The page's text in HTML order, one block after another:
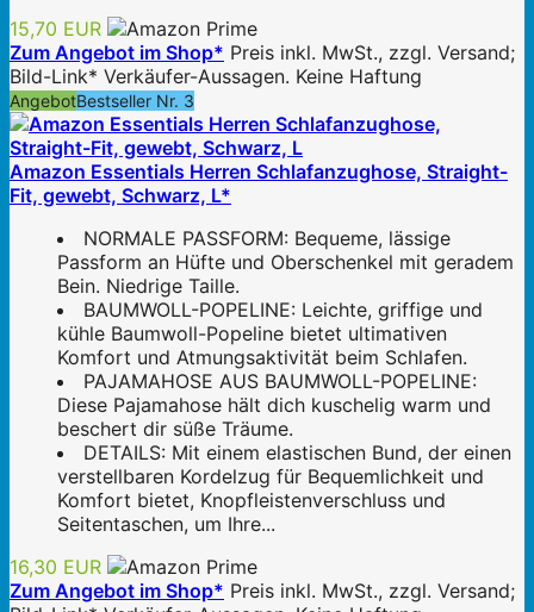
15,70 EUR
Zum Angebot im Shop* Preis inkl. MwSt., zzgl. Versand;
Bild-Link* Verkäufer-Aussagen. Keine Haftung
AngebotBestseller Nr. 3
Amazon Essentials Herren Schlafanzughose, Straight-
Fit, gewebt, Schwarz, L*
NORMALE PASSFORM: Bequeme, lässige
Passform an Hüfte und Oberschenkel mit geradem
Bein. Niedrige Taille.
BAUMWOLL-POPELINE: Leichte, griffige und
kühle Baumwoll-Popeline bietet ultimativen
Komfort und Atmungsaktivität beim Schlafen.
PAJAMAHOSE AUS BAUMWOLL-POPELINE:
Diese Pajamahose hält dich kuschelig warm und
beschert dir süße Träume.
DETAILS: Mit einem elastischen Bund, der einen
verstellbaren Kordelzug für Bequemlichkeit und
Komfort bietet, Knopfleistenverschluss und
Seitentaschen, um Ihre...
16,30 EUR
Zum Angebot im Shop* Preis inkl. MwSt., zzgl. Versand;